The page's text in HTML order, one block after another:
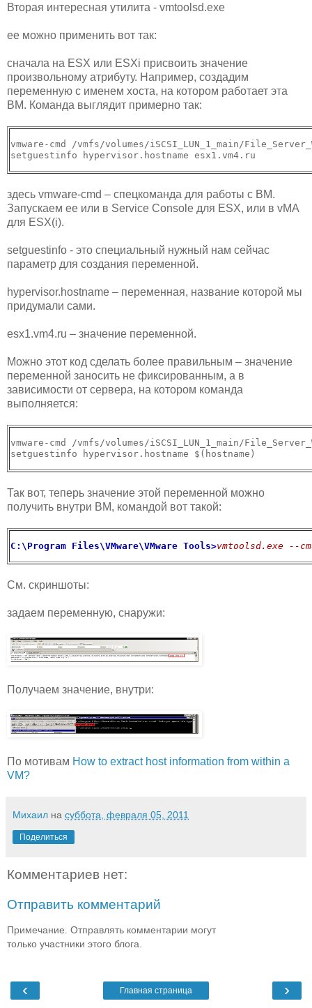
Вторая интересная утилита - vmtoolsd.exe
ее можно применить вот так:
сначала на ESX или ESXi присвоить значение
произвольному атрибуту. Например, создадим
переменную с именем хоста, на котором работает эта
ВМ. Команда выглядит примерно так:
vmware-cmd /vmfs/volumes/iSCSI_LUN_1_main/
здесь vmware-cmd – спецкоманда для работы с ВМ.
Запускаем ее или в Service Console для ESX, или в vMA
для ESX(i).
setguestinfo - это специальный нужный нам сейчас
параметр для создания переменной.
hypervisor.hostname – переменная, название которой мы
придумали сами.
esx1.vm4.ru – значение переменной.
Можно этот код сделать более правильным – значение
переменной заносить не фиксированным, а в
зависимости от сервера, на котором команда
выполняется:
vmware-cmd /vmfs/volumes/iSCSI_LUN_1_main/
setguestinfo hypervisor.hostname $(hostname)
Так вот, теперь значение этой переменной можно
получить внутри ВМ, командой вот такой:
C:\Program Files\VMware\VMware Tools>vmtoolsd.exe --
См. скриншоты:
задаем переменную, снаружи:
Получаем значение, внутри:
По мотивам How to extract host information from within a
VM?
Михаил на суббота, февраля 05, 2011
Поделиться
Комментариев нет:
Отправить комментарий
Примечание. Отправлять комментарии могут
только участники этого блога.
‹ ›
Главная страница